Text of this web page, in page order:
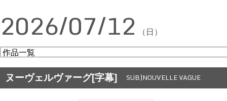
2026/07/12 （日）
ヌーヴェルヴァーグ[字幕] SUB]NOUVELLE VAGUE